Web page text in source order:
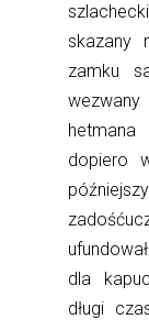
skazany
zamku
dopiero
dla
długi